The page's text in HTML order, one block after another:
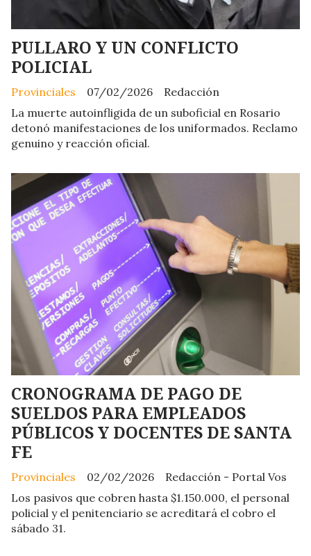
PULLARO Y UN CONFLICTO
POLICIAL
Redacción
Provinciales
07/02/2026
La muerte autoinfligida de un suboficial en Rosario
detonó manifestaciones de los uniformados. Reclamo
genuino y reacción oficial.
CRONOGRAMA DE PAGO DE
SUELDOS PARA EMPLEADOS
PÚBLICOS Y DOCENTES DE SANTA
FE
Redacción - Portal Vos
Provinciales
02/02/2026
Los pasivos que cobren hasta $1.150.000, el personal
policial y el penitenciario se acreditará el cobro el
sábado 31.